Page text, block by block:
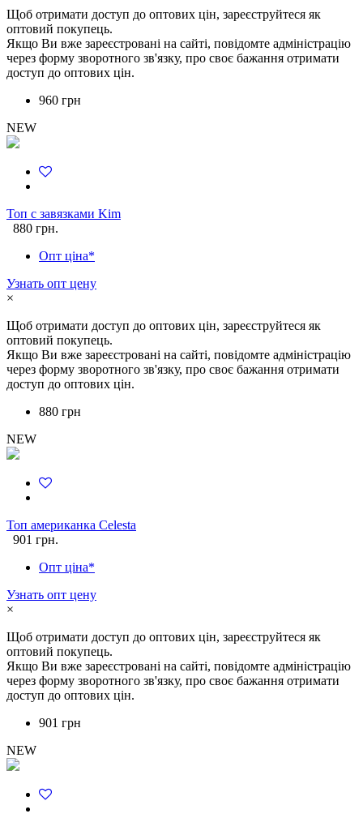
Щоб отримати доступ до оптових цін, зареєструйтеся як
оптовий покупець.
Якщо Ви вже зареєстровані на сайті, повідомте адміністрацію
через форму зворотного зв'язку, про своє бажання отримати
доступ до оптових цін.
960 грн
NEW
Топ с завязками Kim
880 грн.
Опт ціна*
Узнать опт цену
×
Щоб отримати доступ до оптових цін, зареєструйтеся як
оптовий покупець.
Якщо Ви вже зареєстровані на сайті, повідомте адміністрацію
через форму зворотного зв'язку, про своє бажання отримати
доступ до оптових цін.
880 грн
NEW
Топ американка Celesta
901 грн.
Опт ціна*
Узнать опт цену
×
Щоб отримати доступ до оптових цін, зареєструйтеся як
оптовий покупець.
Якщо Ви вже зареєстровані на сайті, повідомте адміністрацію
через форму зворотного зв'язку, про своє бажання отримати
доступ до оптових цін.
901 грн
NEW